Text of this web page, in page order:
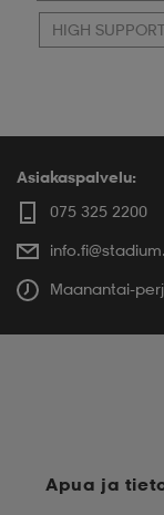
HIGH SUPPORT
Asiakaspalvelu:
075 325 2200
Maanantai-
Apua ja